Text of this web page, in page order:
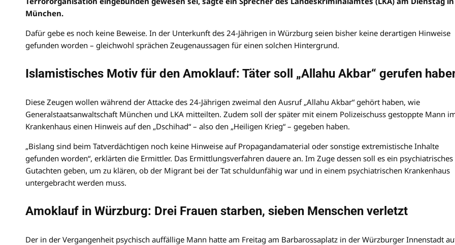
München.
Dafür gebe es noch keine Beweise. In der Unterkunft des 24-Jährigen in Würzburg seien bisher keine derartigen Hinweise
gefunden worden – gleichwohl sprächen Zeugenaussagen für einen solchen Hintergrund.
Islamistisches Motiv für den Amoklauf: Täter soll „Allahu Akbar“ gerufen
Diese Zeugen wollen während der Attacke des 24-Jährigen zweimal den Ausruf „Allahu Akbar“ gehört haben, wie
Generalstaatsanwaltschaft München und LKA mitteilten. Zudem soll der später mit einem Polizeischuss gestoppte Mann
Krankenhaus einen Hinweis auf den „Dschihad“ – also den „Heiligen Krieg“ – gegeben haben.
„Bislang sind beim Tatverdächtigen noch keine Hinweise auf Propagandamaterial oder sonstige extremistische Inhalte
gefunden worden“, erklärten die Ermittler. Das Ermittlungsverfahren dauere an. Im Zuge dessen soll es ein psychiatrisches
Gutachten geben, um zu klären, ob der Migrant bei der Tat schuldunfähig war und in einem psychiatrischen Krankenhaus
untergebracht werden muss.
Amoklauf in Würzburg: Drei Frauen starben, sieben Menschen verletzt
Der in der Vergangenheit psychisch auffällige Mann hatte am Freitag am Barbarossaplatz in der Würzburger Innenstadt